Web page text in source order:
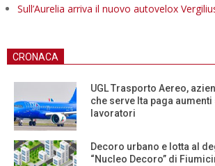
Sull’Aurelia arriva il nuovo autovelox
CRONACA
UGL Trasporto Aereo,
che serve Ita paga
lavoratori
Decoro urbano e lotta al
“Nucleo Decoro” di